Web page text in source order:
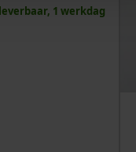
1 werkdag